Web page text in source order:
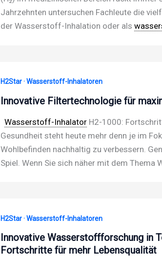
Jahrzehnten untersuchen Fachleute die
der Wasserstoff-Inhalation oder als
H2Star · Wasserstoff-Inhalatoren
Innovative Filtertechnologie für
Wasserstoff-InhalatorH2-1000:
Gesundheit steht heute mehr denn je im
Wohlbefinden nachhaltig zu verbessern.
Spiel. Wenn Sie sich näher mit dem
H2Star · Wasserstoff-Inhalatoren
Innovative Wasserstoffforschung in
Fortschritte für mehr Lebensqualität